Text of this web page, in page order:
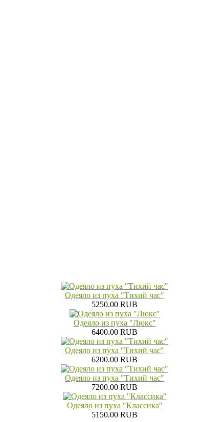
Одеяло из пуха "Тихий час"
5250.00 RUB
Одеяло из пуха "Люкс"
6400.00 RUB
Одеяло из пуха "Тихий час"
6200.00 RUB
Одеяло из пуха "Тихий час"
7200.00 RUB
Одеяло из пуха "Классика"
5150.00 RUB